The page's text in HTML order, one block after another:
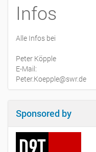
Infos
Alle Infos bei
Peter Köpple
E-Mail:
Peter.Koepple@swr.de
Sponsored by